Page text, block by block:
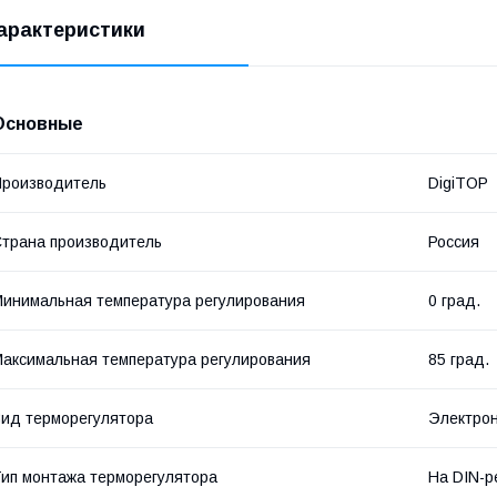
DigiTOP
производитель Россия
температура регулирования 0 град.
температура регулирования 85 град.
терморегулятора
монтажа терморегулятора На DIN-